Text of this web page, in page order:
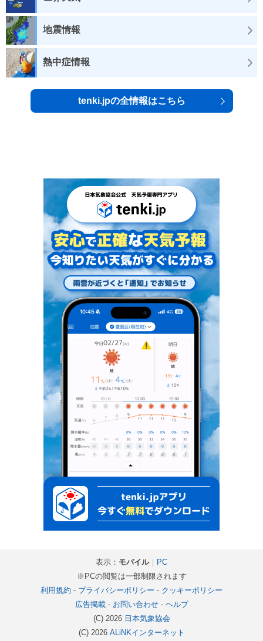
地震情報
熱中症情報
tenki.jpの全情報はこちら
表示： モバイル｜
PC
※PCの閲覧は一部制限されます
利用規約 - プライバシーポリシー - クッキーポリシー
広告掲載- お問い合わせ- ヘルプ
(C) 2026 日本気象協会
(C) 2026 ALiNKインターネット